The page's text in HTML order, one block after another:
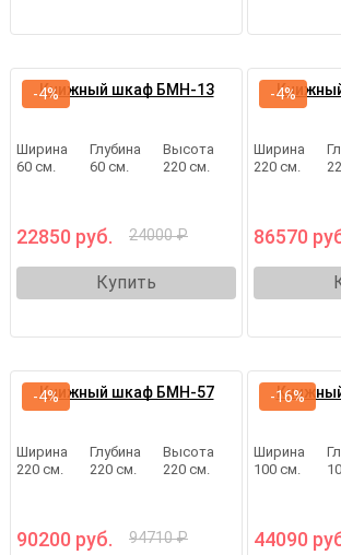
Книжный шкаф БМН-13
Ширина
60 см.
Глубина
60 см.
Высота
220 см.
22850 руб. 24000 ₽
Купить
-4%
Ширина
220 см.
86570
-4%
Книжный шкаф БМН-57
Ширина
220 см.
Глубина
220 см.
Высота
220 см.
90200 руб. 94710 ₽
-4%
Ширина
100 см.
44090
-16%